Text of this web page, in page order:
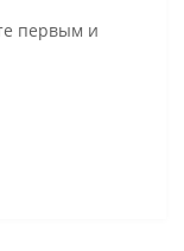
первым и